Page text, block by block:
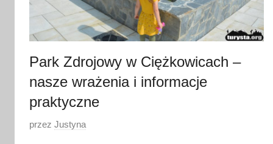
Park Zdrojowy w Ciężkowicach –
nasze wrażenia i informacje
praktyczne
O
przez Justyna